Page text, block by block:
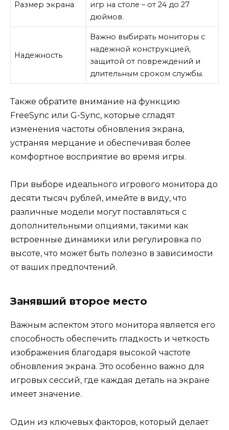
Размер экрана
игр на столе – от 24 до 27
дюймов.
Надежность
Важно выбирать мониторы с
надежной конструкцией,
защитой от повреждений и
длительным сроком службы.
Также обратите внимание на функцию
FreeSync или G-Sync, которые сгладят
изменения частоты обновления экрана,
устраняя мерцание и обеспечивая более
комфортное восприятие во время игры.
При выборе идеального игрового монитора до
десяти тысяч рублей, имейте в виду, что
различные модели могут поставляться с
дополнительными опциями, такими как
встроенные динамики или регулировка по
высоте, что может быть полезно в зависимости
от ваших предпочтений.
Занявший второе место
Важным аспектом этого монитора является его
способность обеспечить гладкость и четкость
изображения благодаря высокой частоте
обновления экрана. Это особенно важно для
игровых сессий, где каждая деталь на экране
имеет значение.
Один из ключевых факторов, который делает